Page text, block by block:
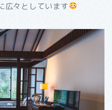
広々としています